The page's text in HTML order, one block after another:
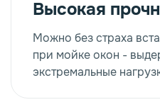
Высокая
Можно без страха
при мойке окон -
экстремальные